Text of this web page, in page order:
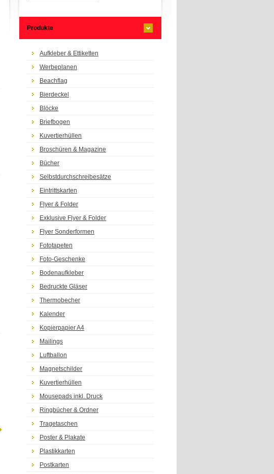
Produkte
Aufkleber & Ettiketten
Werbeplanen
Beachflag
Bierdeckel
Blöcke
Briefbogen
Kuvertierhüllen
Broschüren & Magazine
Bücher
Selbstdurchschreibesätze
Eintrittskarten
Flyer & Folder
Exklusive Flyer & Folder
Flyer Sonderformen
Fototapeten
Foto-Geschenke
Bodenaufkleber
Bedruckte Gläser
Thermobecher
Kalender
Kopierpapier A4
Mailings
Luftballon
Magnetschilder
Kuvertierhüllen
Mousepads inkl. Druck
Ringbücher & Ordner
Tragetaschen
Poster & Plakate
Plastikkarten
Postkarten